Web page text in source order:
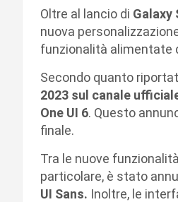
Oltre al lancio di Galaxy
nuova
funzionalità alimentate
Secondo quanto
2023 sul canale
One UI 6. Questo
finale.
Tra le nuove
particolare, è stato
UI Sans. Inoltre, le